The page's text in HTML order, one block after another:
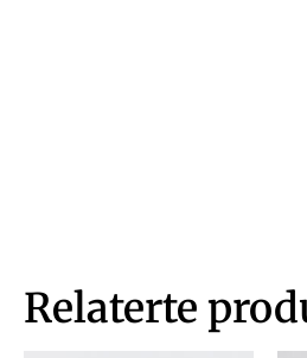
Relaterte